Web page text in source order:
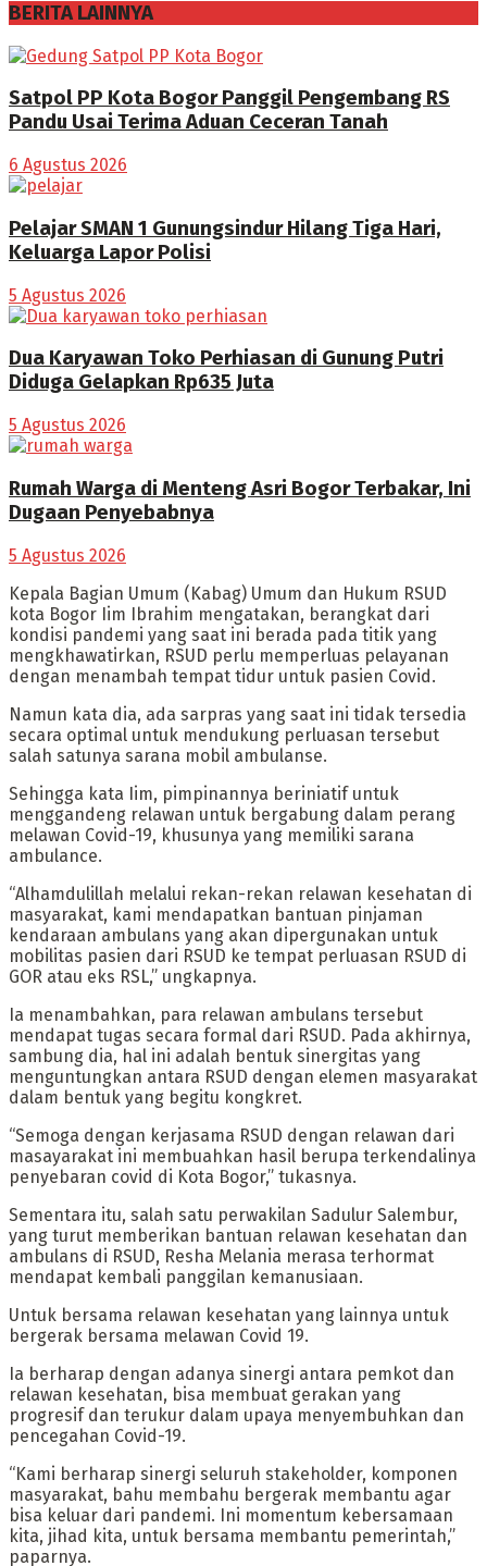
BERITA LAINNYA
Satpol PP Kota Bogor Panggil Pengembang RS
Pandu Usai Terima Aduan Ceceran Tanah
6 Agustus 2026
Pelajar SMAN 1 Gunungsindur Hilang Tiga Hari,
Keluarga Lapor Polisi
5 Agustus 2026
Dua Karyawan Toko Perhiasan di Gunung Putri
Diduga Gelapkan Rp635 Juta
5 Agustus 2026
Rumah Warga di Menteng Asri Bogor Terbakar, Ini
Dugaan Penyebabnya
5 Agustus 2026
Kepala Bagian Umum (Kabag) Umum dan Hukum RSUD
kota Bogor Iim Ibrahim mengatakan, berangkat dari
kondisi pandemi yang saat ini berada pada titik yang
mengkhawatirkan, RSUD perlu memperluas pelayanan
dengan menambah tempat tidur untuk pasien Covid.
Namun kata dia, ada sarpras yang saat ini tidak tersedia
secara optimal untuk mendukung perluasan tersebut
salah satunya sarana mobil ambulanse.
Sehingga kata Iim, pimpinannya beriniatif untuk
menggandeng relawan untuk bergabung dalam perang
melawan Covid-19, khusunya yang memiliki sarana
ambulance.
“Alhamdulillah melalui rekan-rekan relawan kesehatan di
masyarakat, kami mendapatkan bantuan pinjaman
kendaraan ambulans yang akan dipergunakan untuk
mobilitas pasien dari RSUD ke tempat perluasan RSUD di
GOR atau eks RSL,” ungkapnya.
Ia menambahkan, para relawan ambulans tersebut
mendapat tugas secara formal dari RSUD. Pada akhirnya,
sambung dia, hal ini adalah bentuk sinergitas yang
menguntungkan antara RSUD dengan elemen masyarakat
dalam bentuk yang begitu kongkret.
“Semoga dengan kerjasama RSUD dengan relawan dari
masayarakat ini membuahkan hasil berupa terkendalinya
penyebaran covid di Kota Bogor,” tukasnya.
Sementara itu, salah satu perwakilan Sadulur Salembur,
yang turut memberikan bantuan relawan kesehatan dan
ambulans di RSUD, Resha Melania merasa terhormat
mendapat kembali panggilan kemanusiaan.
Untuk bersama relawan kesehatan yang lainnya untuk
bergerak bersama melawan Covid 19.
Ia berharap dengan adanya sinergi antara pemkot dan
relawan kesehatan, bisa membuat gerakan yang
progresif dan terukur dalam upaya menyembuhkan dan
pencegahan Covid-19.
“Kami berharap sinergi seluruh stakeholder, komponen
masyarakat, bahu membahu bergerak membantu agar
bisa keluar dari pandemi. Ini momentum kebersamaan
kita, jihad kita, untuk bersama membantu pemerintah,”
paparnya.